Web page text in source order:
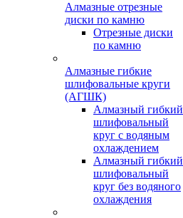
Алмазные отрезные
диски по камню
Отрезные диски
по камню
Алмазные гибкие
шлифовальные круги
(АГШК)
Алмазный гибкий
шлифовальный
круг с водяным
охлаждением
Алмазный гибкий
шлифовальный
круг без водяного
охлаждения